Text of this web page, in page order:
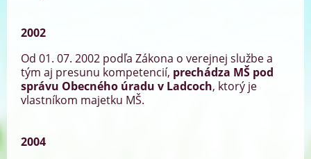
2002
Od 01. 07. 2002 podľa Zákona o verejnej službe a
tým aj presunu kompetencií, prechádza MŠ pod
správu Obecného úradu v Ladcoch, ktorý je
vlastníkom majetku MŠ.
2004